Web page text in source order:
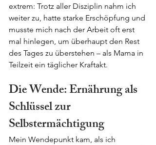
extrem: Trotz aller Disziplin nahm ich
weiter zu, hatte starke Erschöpfung und
musste mich nach der Arbeit oft erst
mal hinlegen, um überhaupt den Rest
des Tages zu überstehen – als Mama in
Teilzeit ein täglicher Kraftakt.
Die Wende: Ernährung als
Schlüssel zur
Selbstermächtigung
Mein Wendepunkt kam, als ich